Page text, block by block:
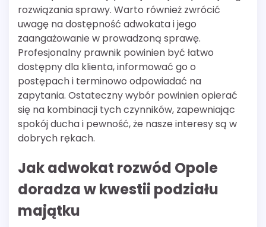
rozwiązania sprawy. Warto również zwrócić
uwagę na dostępność adwokata i jego
zaangażowanie w prowadzoną sprawę.
Profesjonalny prawnik powinien być łatwo
dostępny dla klienta, informować go o
postępach i terminowo odpowiadać na
zapytania. Ostateczny wybór powinien opierać
się na kombinacji tych czynników, zapewniając
spokój ducha i pewność, że nasze interesy są w
dobrych rękach.
Jak adwokat rozwód Opole
doradza w kwestii podziału
majątku